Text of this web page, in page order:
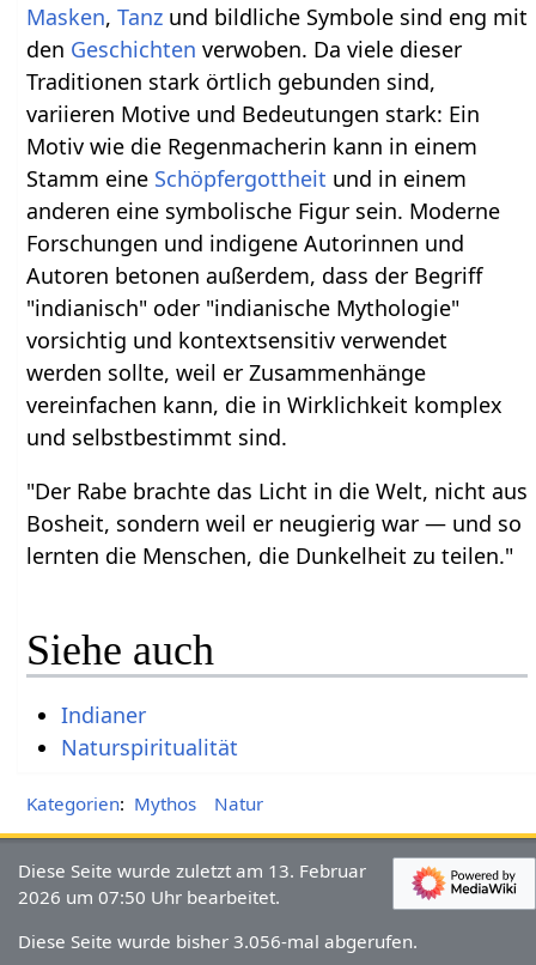
Masken,Tanz und bildliche Symbole sind eng mit
den Geschichten verwoben. Da viele dieser
Traditionen stark örtlich gebunden sind,
variieren Motive und Bedeutungen stark: Ein
Motiv wie die Regenmacherin kann in einem
Stamm eine Schöpfergottheit und in einem
anderen eine symbolische Figur sein. Moderne
Forschungen und indigene Autorinnen und
Autoren betonen außerdem, dass der Begriff
"indianisch" oder "indianische Mythologie"
vorsichtig und kontextsensitiv verwendet
werden sollte, weil er Zusammenhänge
vereinfachen kann, die in Wirklichkeit komplex
und selbstbestimmt sind.
"Der Rabe brachte das Licht in die Welt, nicht aus
Bosheit, sondern weil er neugierig war — und so
lernten die Menschen, die Dunkelheit zu teilen."
Siehe auch
Indianer
Naturspiritualität
Kategorien: Mythos Natur
Diese Seite wurde zuletzt am 13. Februar
2026 um 07:50 Uhr bearbeitet.
Diese Seite wurde bisher 3.056-mal abgerufen.